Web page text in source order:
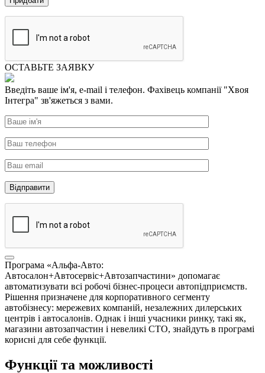
ОСТАВЬТЕ ЗАЯВКУ
Введіть ваше ім'я, e-mail і телефон. Фахівець компанії "Хвоя
Інтегра" зв'яжеться з вами.
Програма «Альфа-Авто:
Автосалон+Автосервіс+Автозапчастини» допомагає
автоматизувати всі робочі бізнес-процеси автопідприємств.
Рішення призначене для корпоративного сегменту
автобізнесу: мережевих компаній, незалежних дилерських
центрів і автосалонів. Однак і інші учасники ринку, такі як,
магазини автозапчастин і невеликі СТО, знайдуть в програмі
корисні для себе функції.
Функції та можливості